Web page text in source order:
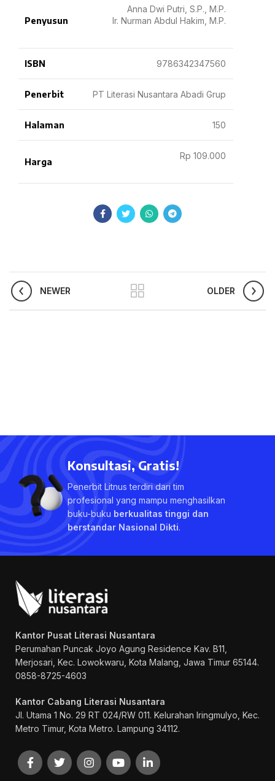
Penyusun
Anna Dwi Putri, S.P., M.P.
Ir. Nurman Abdul Hakim, M.P.
ISBN 9786342347560
Penerbit PT Literasi Nusantara Abadi Grup
Halaman 150
Harga
Rp 109.000
NEWER OLDER
Konsultasi, Gratis!
Penerbit Litnus terdiri dari tim
profesional yang mampu menghasilkan
buku-buku berkualitas tinggi dan
berstandar Nasional Dikti.
Kantor Pusat Literasi Nusantara
Perumahan Puncak Joyo Agung Residence Kav. B11,
Merjosari, Kec. Lowokwaru, Kota Malang, Jawa Timur 65144.
0858-8725-4603
Kantor Cabang Literasi Nusantara
Jl. Utama 1 No. 29 RT 024/RW 011. Kelurahan Iringmulyo, Kec.
Metro Timur, Kota Metro. Lampung 34112.